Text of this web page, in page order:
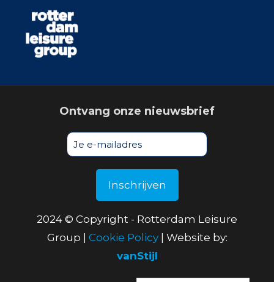
Ontvang onze nieuwsbrief
2024 © Copyright - Rotterdam Leisure
Group | Cookie Policy| Website by:
vanStijl